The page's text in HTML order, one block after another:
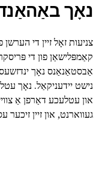
נאָך
צניעות זאָל זיין די
קאַמפּלישאַן פון די
אַבסטאַנאַנס נאָך
נישט יידעניקאַל. נאָך
און עטלעכע דאַרפן אַ
געווארנט, און זיין